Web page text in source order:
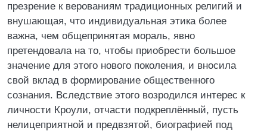
презрение к верованиям традиционных религий и
внушающая, что индивидуальная этика более
важна, чем общепринятая мораль, явно
претендовала на то, чтобы приобрести большое
значение для этого нового поколения, и вносила
свой вклад в формирование общественного
сознания. Вследствие этого возродился интерес к
личности Кроули, отчасти подкреплённый, пусть
нелицеприятной и предвзятой, биографией под